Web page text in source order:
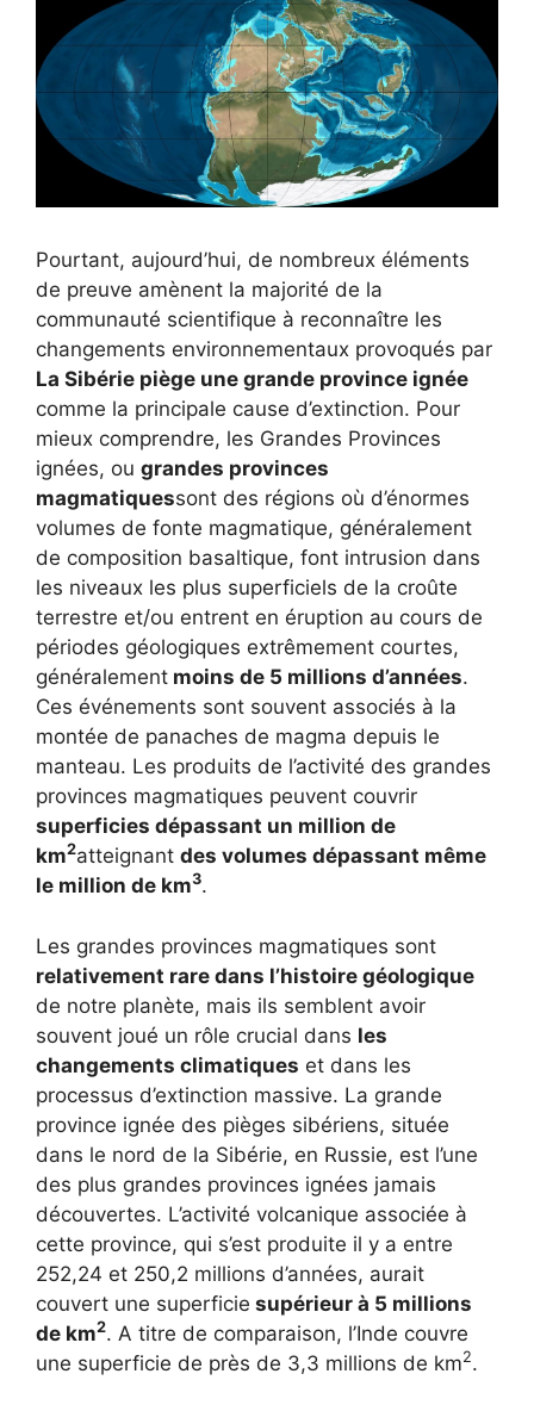
Pourtant, aujourd’hui, de nombreux éléments
de preuve amènent la majorité de la
communauté scientifique à reconnaître les
changements environnementaux provoqués par
La Sibérie piège une grande province ignée
comme la principale cause d’extinction. Pour
mieux comprendre, les Grandes Provinces
ignées, ou grandes provinces
magmatiquessont des régions où d’énormes
volumes de fonte magmatique, généralement
de composition basaltique, font intrusion dans
les niveaux les plus superficiels de la croûte
terrestre et/ou entrent en éruption au cours de
périodes géologiques extrêmement courtes,
généralement moins de 5 millions d’années.
Ces événements sont souvent associés à la
montée de panaches de magma depuis le
manteau. Les produits de l’activité des grandes
provinces magmatiques peuvent couvrir
superficies dépassant un million de
km2atteignant des volumes dépassant même
le million de km3.
Les grandes provinces magmatiques sont
relativement rare dans l’histoire géologique
de notre planète, mais ils semblent avoir
souvent joué un rôle crucial dans les
changements climatiques et dans les
processus d’extinction massive. La grande
province ignée des pièges sibériens, située
dans le nord de la Sibérie, en Russie, est l’une
des plus grandes provinces ignées jamais
découvertes. L’activité volcanique associée à
cette province, qui s’est produite il y a entre
252,24 et 250,2 millions d’années, aurait
couvert une superficie supérieur à 5 millions
de km2. A titre de comparaison, l’Inde couvre
une superficie de près de 3,3 millions de km2.